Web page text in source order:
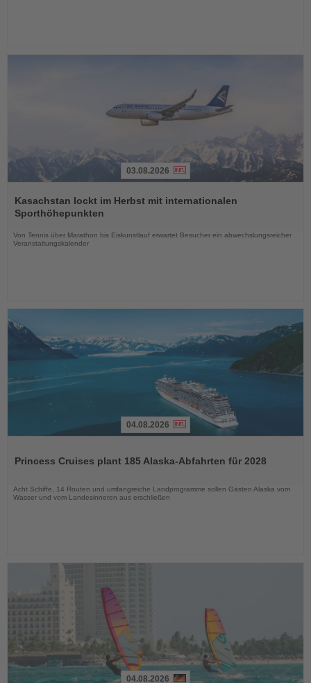
Sie
die
Nachrichten
03.08.2026
Kasachstan lockt im Herbst mit internationalen
Sporthöhepunkten
Von Tennis über Marathon bis Eiskunstlauf erwartet Besucher ein abwechslungsreicher
Veranstaltungskalender
die
04.08.2026
Princess Cruises plant 185 Alaska-Abfahrten für 2028
Acht Schiffe, 14 Routen und umfangreiche Landprogramme sollen Gästen Alaska vom
Wasser und vom Landesinneren aus erschließen
04.08.2026